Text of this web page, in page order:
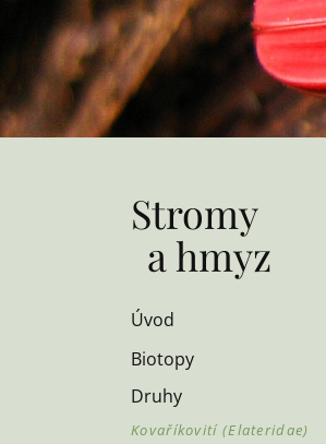
Stromy
a hmyz
Úvod
Biotopy
Druhy